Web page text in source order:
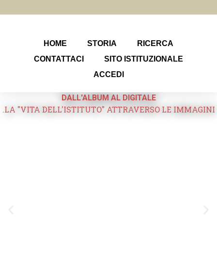
HOME STORIA
RICERCA
CONTATTACI
SITO ISTITUZIONALE
ACCEDI
DALL'ALBUM AL DIGITALE
.LA "VITA DELL'ISTITUTO" ATTRAVERSO LE IMMAGINI